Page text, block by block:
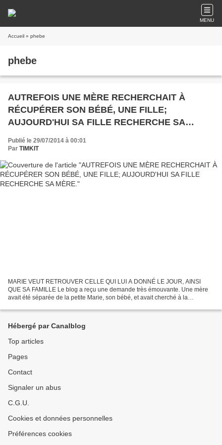
MENU
Accueil » phebe
phebe
AUTREFOIS UNE MÈRE RECHERCHAIT À
RÉCUPÉRER SON BÉBÉ, UNE FILLE;
AUJOURD'HUI SA FILLE RECHERCHE SA
MÈRE.
Publié le 29/07/2014 à 00:01
Par TIMKIT
MARIE VEUT RETROUVER CELLE QUI LUI A DONNÉ LE JOUR, AINSI
QUE SA FAMILLE Le blog a reçu une demande très émouvante. Une mère
avait été séparée de la petite Marie, son bébé, et avait cherché à la
Hébergé par Canalblog
Top articles
Pages
Contact
Signaler un abus
C.G.U.
Cookies et données personnelles
Préférences cookies